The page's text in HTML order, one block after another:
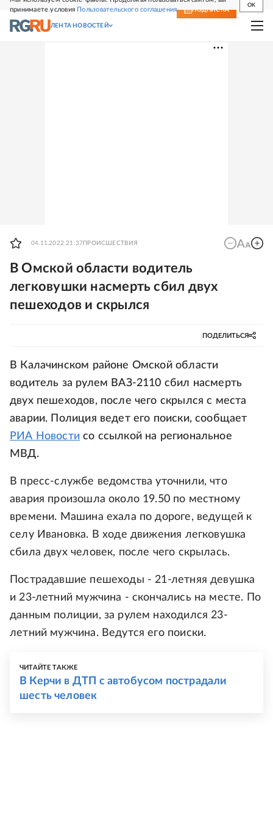
принимаете условия Пользовательского соглашения
OK
СВЕЖИЙ НОМЕР ПОДПИСКА
ЛЕНТА НОВОСТЕЙ
04.11.2022 21:37 ПРОИСШЕСТВИЯ
В Омской области водитель
легковушки насмерть сбил двух
пешеходов и скрылся
ПОДЕЛИТЬСЯ
В Калачинском районе Омской области
водитель за рулем ВАЗ-2110 сбил насмерть
двух пешеходов, после чего скрылся с места
аварии. Полиция ведет его поиски, сообщает
РИА Новостисо ссылкой на региональное
МВД.
В пресс-службе ведомства уточнили, что
авария произошла около 19.50 по местному
времени. Машина ехала по дороге, ведущей к
селу Ивановка. В ходе движения легковушка
сбила двух человек, после чего скрылась.
Пострадавшие пешеходы - 21-летняя девушка
и 23-летний мужчина - скончались на месте. По
данным полиции, за рулем находился 23-
летний мужчина. Ведутся его поиски.
ЧИТАЙТЕ ТАКЖЕ
В Керчи в ДТП с автобусом пострадали
шесть человек